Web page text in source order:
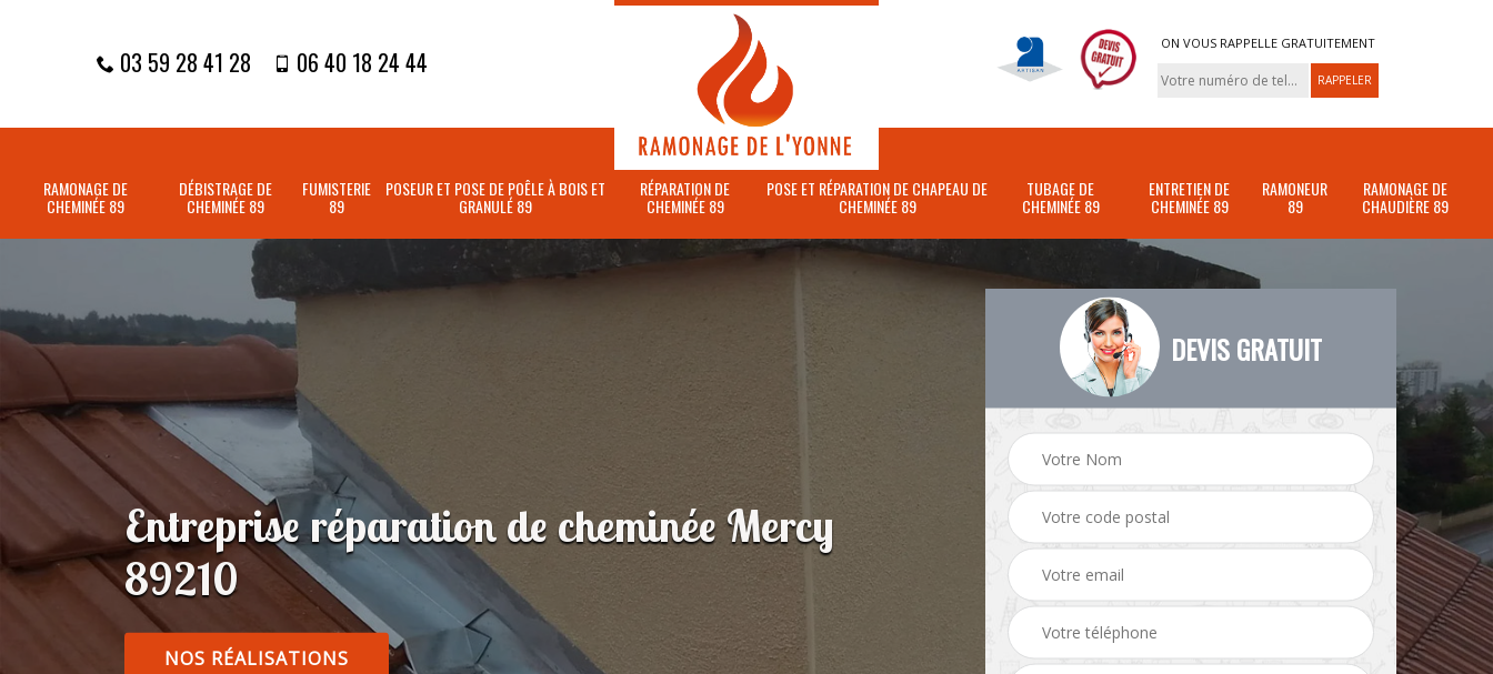
03 59 28 41 28 06 40 18 24 44
ON VOUS RAPPELLE GRATUITEMENT
RAMONAGE DE
CHEMINÉE 89
DÉBISTRAGE DE
CHEMINÉE 89
FUMISTERIE
89
POSEUR ET POSE DE POÊLE À BOIS ET
GRANULÉ 89
RÉPARATION DE
CHEMINÉE 89
POSE ET RÉPARATION DE CHAPEAU DE
CHEMINÉE 89
TUBAGE DE
CHEMINÉE 89
ENTRETIEN DE
CHEMINÉE 89
RAMONEUR
89
RAMONAGE DE
CHAUDIÈRE 89
Entreprise réparation de cheminée Mercy
89210
NOS RÉALISATIONS
DEVIS GRATUIT